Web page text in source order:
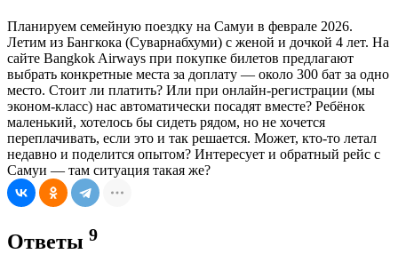
Планируем семейную поездку на Самуи в феврале 2026.
Летим из Бангкока (Суварнабхуми) с женой и дочкой 4 лет. На
сайте Bangkok Airways при покупке билетов предлагают
выбрать конкретные места за доплату — около 300 бат за одно
место. Стоит ли платить? Или при онлайн-регистрации (мы
эконом-класс) нас автоматически посадят вместе? Ребёнок
маленький, хотелось бы сидеть рядом, но не хочется
переплачивать, если это и так решается. Может, кто-то летал
недавно и поделится опытом? Интересует и обратный рейс с
Самуи — там ситуация такая же?
Ответы 9